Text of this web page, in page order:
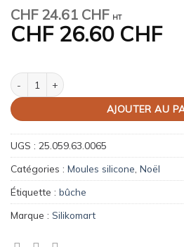
CHF24.61 CHF HT
CHF26.60 CHF
quantité de Moule à bûche - Magic Bûche
AJOUTER AU
UGS : 25.059.63.0065
Catégories : Moules silicone, Noël
Étiquette : bûche
Marque : Silikomart